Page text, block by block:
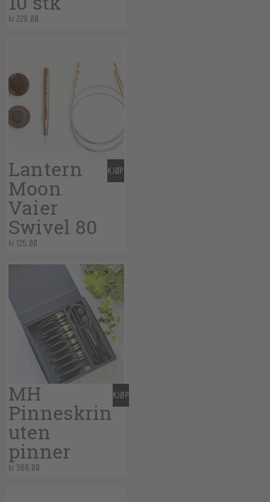
kr229,00
Lantern
Moon
Vaier
Swivel 80
kr125,00
KJØP
MH
Pinneskrin
uten
pinner
kr369,00
KJØP